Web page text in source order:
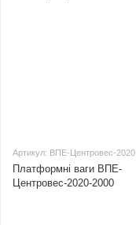
Артикул: ВПЕ-Центровес-2020
Платформні ваги ВПЕ-
Центровес-2020-2000